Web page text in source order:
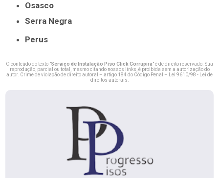
Osasco
Serra Negra
Perus
O conteúdo do texto "Serviço de Instalação Piso Click Corrupira" é de direito reservado. Sua
reprodução, parcial ou total, mesmo citando nossos links, é proibida sem a autorização do
autor. Crime de violação de direito autoral – artigo 184 do Código Penal –
Lei 9610/98 - Lei de
direitos autorais